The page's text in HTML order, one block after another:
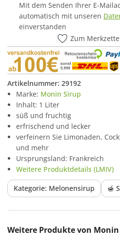
Mit dem Senden Ihrer E-
automatisch mit unseren
einverstanden
Zum
Artikelnummer: 29192
Marke: Monin Sirup
Inhalt: 1 Liter
süß und fruchtig
erfrischend und lecker
verfeinern Sie Limonaden,
und mehr
Ursprungsland: Frankreich
Weitere Produktdetails (LMIV)
Kategorie: Melonensirup 🍯
Produktgalerie überspringen
Weitere Produkte von